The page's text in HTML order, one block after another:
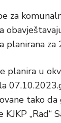
za
planirana
planira u
tako
KJKP